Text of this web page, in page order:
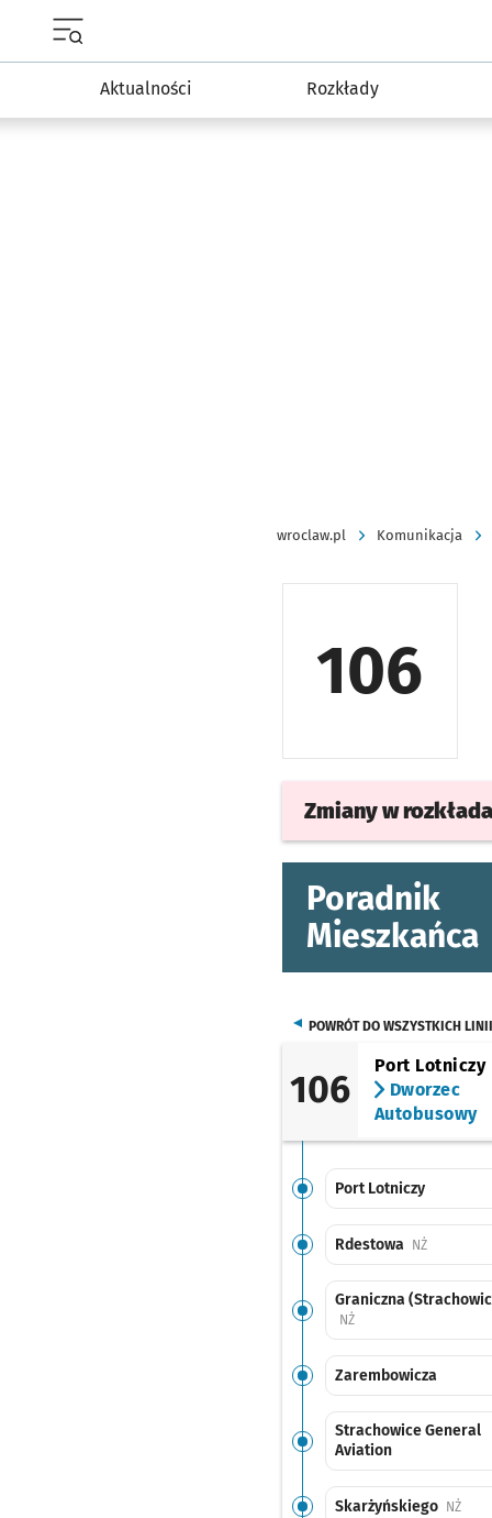
Aktualności Rozkłady
wroclaw.pl Komunikacja
106
Zmiany w
Poradnik
Mieszkańca
POWRÓT DO WSZYSTKICH LINII
106
Port Lotniczy
Dworzec
Autobusowy
Port Lotniczy
Rdestowa NŻPrzystanek
Graniczna
NŻPrzystanek na życzenie
Zarembowicza
Strachowice General
Aviation
Skarżyńskiego NŻ